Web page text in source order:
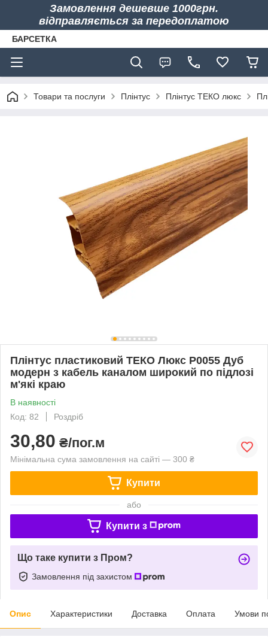
Замовлення дешевше 1000грн.
відправляється за передоплатою
БАРСЕТКА
Товари та послуги Плінтус Плінтус ТЕКО люкс
Плінтус пластиковий ТЕКО Люкс Р0055 Дуб
модерн з кабель каналом широкий по підлозі
м'які краю
В наявності
Код: 82
Роздріб
30,80 ₴/пог.м
Мінімальна сума замовлення на сайті — 300 ₴
Купити
або
Купити з
Що таке купити з Пром?
Замовлення під захистом
Опис Характеристики Доставка Оплата Умови